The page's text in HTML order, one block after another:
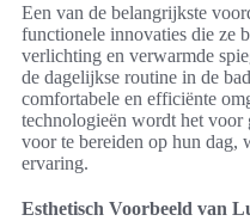
Een van de belangrijkste
functionele innovaties die ze
verlichting en verwarmde
de dagelijkse routine in de
comfortabele en efficiënte
technologieën wordt het
voor te bereiden op hun dag,
ervaring.
Esthetisch Voorbeeld van